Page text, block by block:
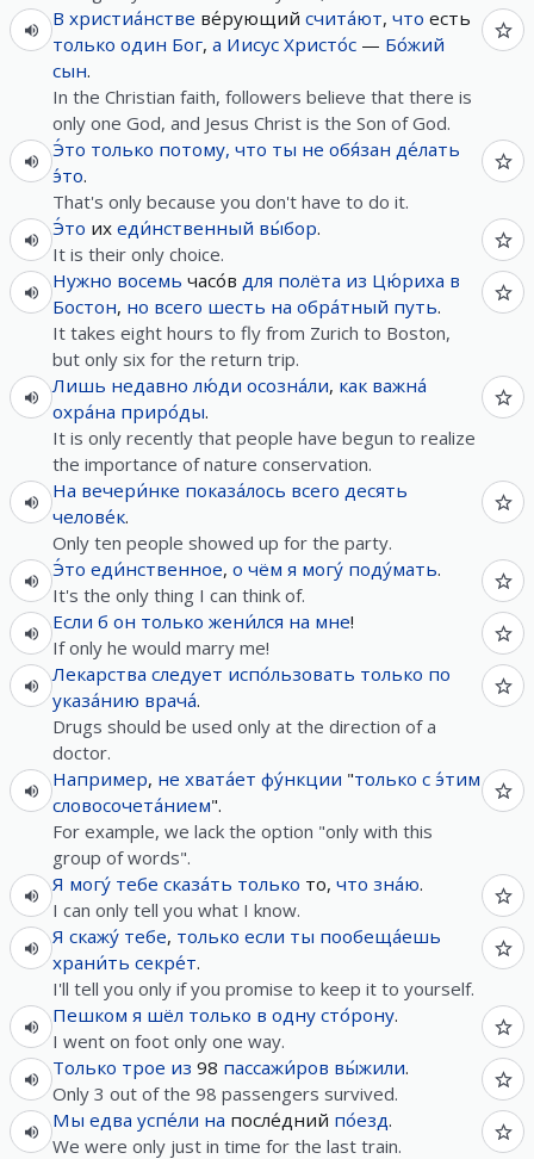
В христиа́нстве ве́рующий счита́ют, что есть
только один Бог, а Иисус Христо́с — Бо́жий
сын.
In the Christian faith, followers believe that there is
only one God, and Jesus Christ is the Son of God.
Э́то только потому, что ты не обя́зан де́лать
э́то.
That's only because you don't have to do it.
Э́то их еди́нственный вы́бор.
It is their only choice.
Нужно восемь часо́в для полёта из Цю́риха в
Бостон, но всего шесть на обра́тный путь.
It takes eight hours to fly from Zurich to Boston,
but only six for the return trip.
Лишь недавно лю́ди осозна́ли, как важна́
охра́на приро́ды.
It is only recently that people have begun to realize
the importance of nature conservation.
На вечери́нке показа́лось всего десять
челове́к.
Only ten people showed up for the party.
Э́то еди́нственное, о чём я могу́ поду́мать.
It's the only thing I can think of.
Если б он только жени́лся на мне!
If only he would marry me!
Лекарства следует испо́льзовать только по
указа́нию врача́.
Drugs should be used only at the direction of a
doctor.
Например, не хвата́ет фу́нкции "только с э́тим
словосочета́нием".
For example, we lack the option "only with this
group of words".
Я могу́ тебе сказа́ть только то, что зна́ю.
I can only tell you what I know.
Я скажу́ тебе, только если ты пообеща́ешь
храни́ть секре́т.
I'll tell you only if you promise to keep it to yourself.
Пешком я шёл только в одну сто́рону.
I went on foot only one way.
Только трое из 98 пассажи́ров вы́жили.
Only 3 out of the 98 passengers survived.
Мы едва успе́ли на после́дний по́езд.
We were only just in time for the last train.